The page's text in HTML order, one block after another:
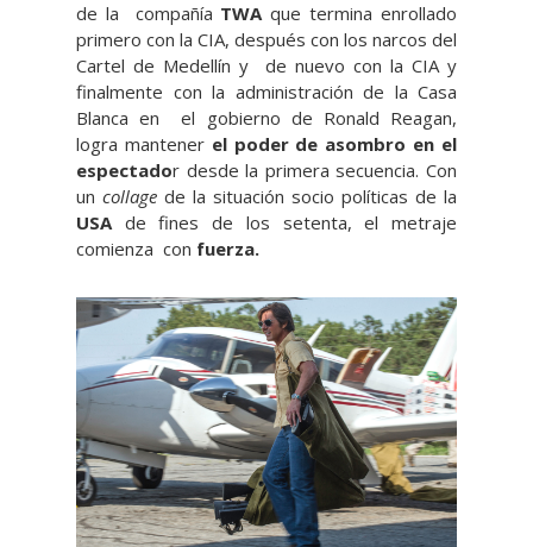
de la compañía TWAque termina enrollado
primero con la CIA, después con los narcos del
Cartel de Medellín y de nuevo con la CIA y
finalmente con la administración de la Casa
Blanca en el gobierno de Ronald Reagan,
logra mantener el poder de asombro en el
espectador desde la primera secuencia. Con
un collage de la situación socio políticas de la
USAde fines de los setenta, el metraje
comienza con fuerza.